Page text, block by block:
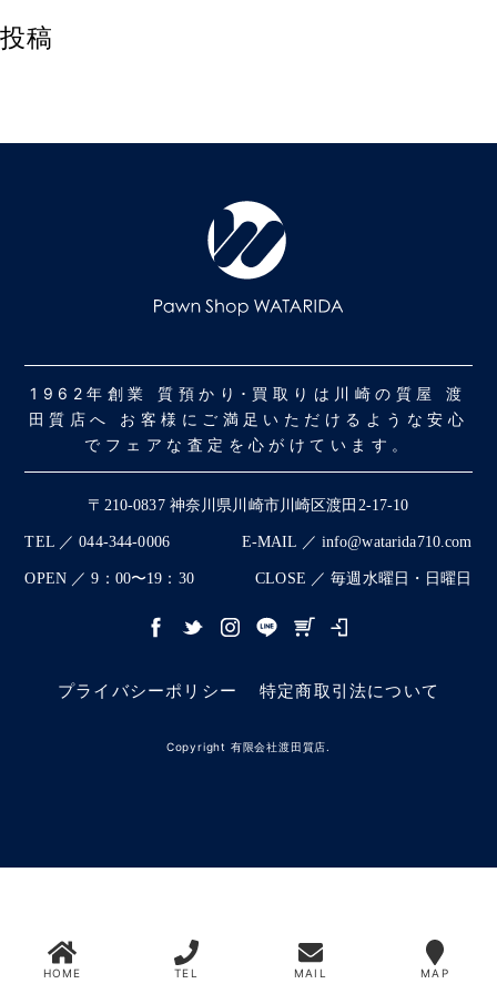
投稿
1962年創業 質預かり･買取りは川崎の質屋 渡
田質店へ お客様にご満足いただけるような安心
でフェアな査定を心がけています。
〒210-0837 神奈川県川崎市川崎区渡田2-17-10
TEL ／ 044-344-0006 E-MAIL ／ info@watarida710.com
OPEN ／ 9：00〜19：30 CLOSE ／ 毎週水曜日・日曜日
プライバシーポリシー 特定商取引法について
Copyright 有限会社渡田質店.
HOME TEL MAIL MAP